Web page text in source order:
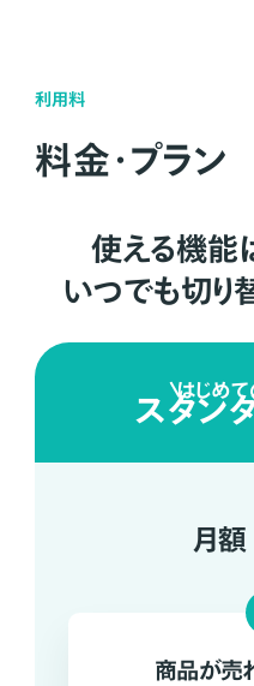
利用料
料金・プラン
使える機能
いつでも切り
はじめ
スタン
月額
商品が売